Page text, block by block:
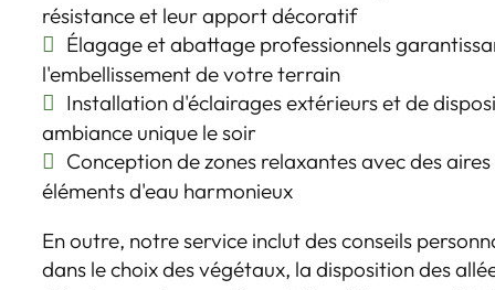
résistance et leur apport décoratif
Élagage et abattage professionnels
l'embellissement de votre terrain
Installation d'éclairages extérieurs et de
ambiance unique le soir
Conception de zones relaxantes avec des
éléments d'eau harmonieux
En outre, notre service inclut des conseils
dans le choix des végétaux, la disposition des